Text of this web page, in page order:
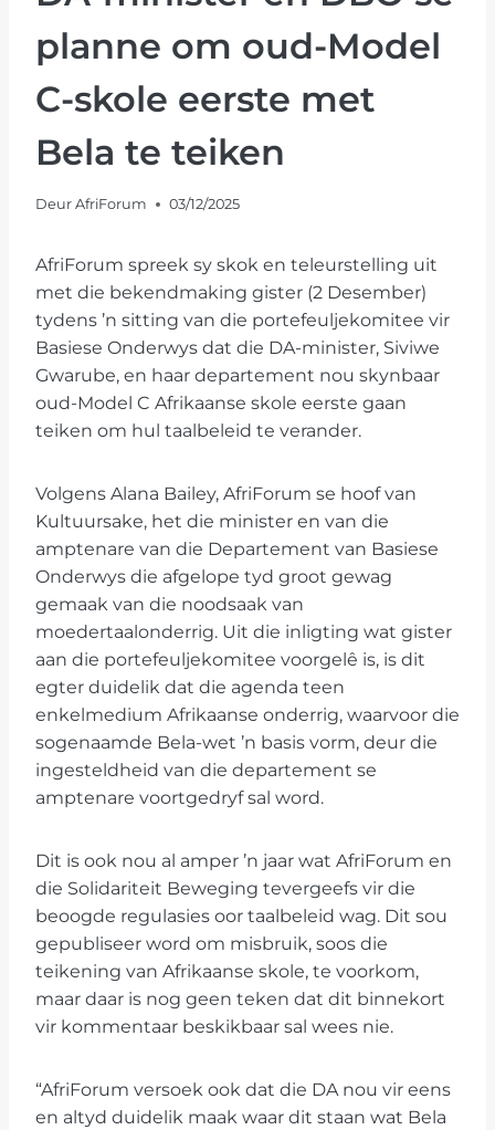
planne om oud-Model
C-skole eerste met
Bela te teiken
Deur AfriForum 03/12/2025
AfriForum spreek sy skok en teleurstelling uit
met die bekendmaking gister (2 Desember)
tydens ’n sitting van die portefeuljekomitee vir
Basiese Onderwys dat die DA-minister, Siviwe
Gwarube, en haar departement nou skynbaar
oud-Model C Afrikaanse skole eerste gaan
teiken om hul taalbeleid te verander.
Volgens Alana Bailey, AfriForum se hoof van
Kultuursake, het die minister en van die
amptenare van die Departement van Basiese
Onderwys die afgelope tyd groot gewag
gemaak van die noodsaak van
moedertaalonderrig. Uit die inligting wat gister
aan die portefeuljekomitee voorgelê is, is dit
egter duidelik dat die agenda teen
enkelmedium Afrikaanse onderrig, waarvoor die
sogenaamde Bela-wet ’n basis vorm, deur die
ingesteldheid van die departement se
amptenare voortgedryf sal word.
Dit is ook nou al amper ’n jaar wat AfriForum en
die Solidariteit Beweging tevergeefs vir die
beoogde regulasies oor taalbeleid wag. Dit sou
gepubliseer word om misbruik, soos die
teikening van Afrikaanse skole, te voorkom,
maar daar is nog geen teken dat dit binnekort
vir kommentaar beskikbaar sal wees nie.
“AfriForum versoek ook dat die DA nou vir eens
en altyd duidelik maak waar dit staan wat Bela